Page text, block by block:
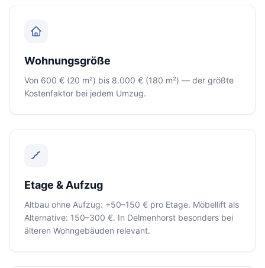
Wohnungsgröße
Von 600 € (20 m²) bis 8.000 € (180 m²) — der größte
Kostenfaktor bei jedem Umzug.
Etage & Aufzug
Altbau ohne Aufzug: +50–150 € pro Etage. Möbellift als
Alternative: 150–300 €. In Delmenhorst besonders bei
älteren Wohngebäuden relevant.